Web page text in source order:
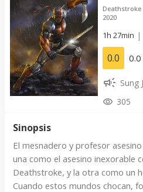
2020
1h 27min |
0.0
Sung
305
Sinopsis
El mesnadero y profesor
una como el asesino inexorable
Deathstroke, y la otra como un
Cuando estos mundos chocan,